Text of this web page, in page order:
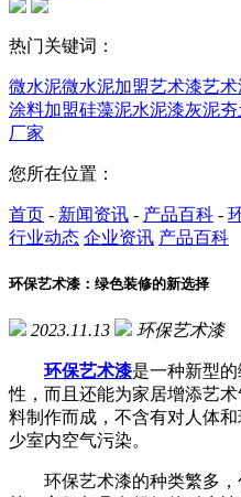
热门关键词：
微水泥微水泥加盟艺术漆艺术
涂料加盟硅藻泥水泥漆灰泥夯
厂家
您所在位置：
首页 - 新闻资讯 - 产品百科 -
行业动态 企业资讯 产品百科
环保艺术漆：绿色装修的新选择
2023.11.13 环保艺术漆
环保艺术漆是一种新型
性，而且还能为家居增添艺
料制作而成，不含有对人体
少室内空气污染。
环保艺术漆的种类繁多，